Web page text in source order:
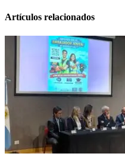
Artículos relacionados